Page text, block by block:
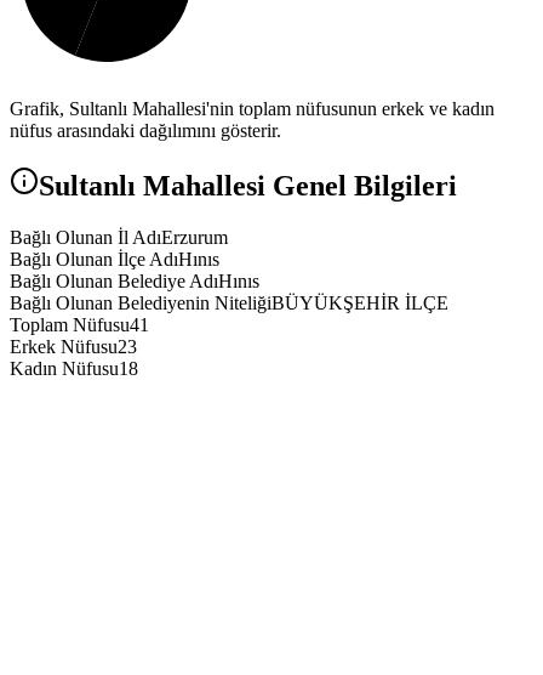
Grafik, Sultanlı Mahallesi'nin toplam nüfusunun erkek ve kadın
nüfus arasındaki dağılımını gösterir.
Sultanlı Mahallesi Genel Bilgileri
Bağlı Olunan İl AdıErzurum
Bağlı Olunan İlçe AdıHınıs
Bağlı Olunan Belediye AdıHınıs
Bağlı Olunan Belediyenin NiteliğiBÜYÜKŞEHİR İLÇE
Toplam Nüfusu41
Erkek Nüfusu23
Kadın Nüfusu18